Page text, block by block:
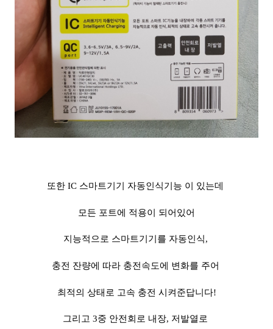
또한 IC 스마트기기 자동인식기능 이 있는데
모든 포트에 적용이 되어있어
지능적으로 스마트기기를 자동인식,
충전 잔량에 따라 충전속도에 변화를 주어
최적의 상태로 고속 충전 시켜준답니다!
그리고 3중 안전회로 내장, 저발열로